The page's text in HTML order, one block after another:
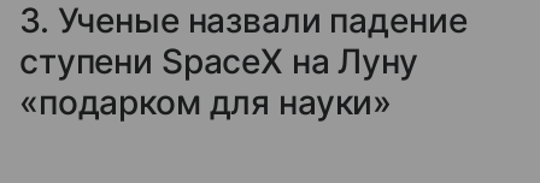
3. Ученые назвали падение
ступени SpaceX на Луну
«подарком для науки»